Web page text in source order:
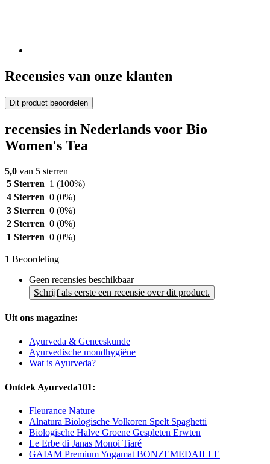
Recensies van onze klanten
Dit product beoordelen
recensies in Nederlands voor Bio
Women's Tea
5,0 van 5 sterren
5 Sterren 1 (100%)
4 Sterren 0 (0%)
3 Sterren 0 (0%)
2 Sterren 0 (0%)
1 Sterren 0 (0%)
1 Beoordeling
Geen recensies beschikbaar
Schrijf als eerste een recensie over dit product.
Uit ons magazine:
Ayurveda & Geneeskunde
Ayurvedische mondhygiëne
Wat is Ayurveda?
Ontdek Ayurveda101:
Fleurance Nature
Alnatura Biologische Volkoren Spelt Spaghetti
Biologische Halve Groene Gespleten Erwten
Le Erbe di Janas Monoi Tiaré
GAIAM Premium Yogamat BONZEMEDAILLE